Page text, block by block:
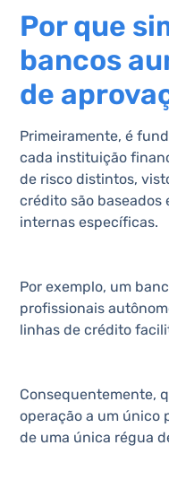
Por que
bancos
de
Primeiramente, é
cada instituição
de risco distintos,
crédito são baseados
internas específicas.
Por exemplo, um
profissionais
linhas de crédito
Consequentemente,
operação a um único
de uma única régua